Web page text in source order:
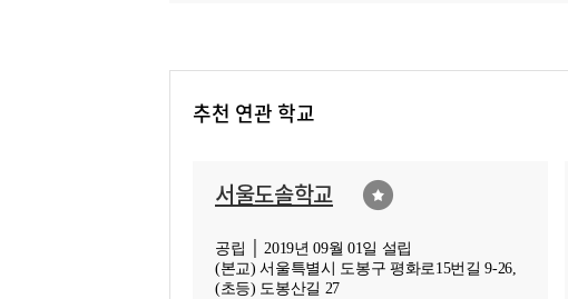
추천 연관 학교
서울도솔학교
공립 │ 2019년 09월 01일 설립
(본교) 서울특별시 도봉구 평화로15번길 9-26,
(초등) 도봉산길 27